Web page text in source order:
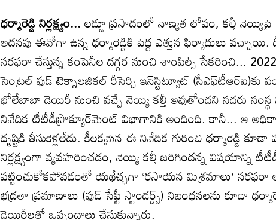
ధర్మారెడ్డి నిర్లక్ష్యం...లడ్డూ ప్రసాదంలో నాణ్యత లోపం, కల్తీ
అదనపు ఈవోగా ఉన్న ధర్మారెడ్డికి పెద్ద ఎత్తున ఫిర్యాదులు
సరఫరా చేస్తున్న కంపెనీల దగ్గర నుంచి శాంపిల్స్‌ సేకరించి...
సెంట్రల్‌ ఫుడ్‌ టెక్నాలజికల్‌ రీసెర్చి ఇన్‌స్టిట్యూట్‌ (సీఎఫ్‌టీఆర్‌ఐ)కు
భోలేబాబా డెయిరీ నుంచి వచ్చే నెయ్యి కల్తీ అవుతోందని సదరు
నివేదిక టీటీడీప్రొక్యూర్‌మెంట్‌ విభాగానికి అందింది. కానీ... ఆ
దృష్టికి తీసుకెళ్లలేదు. కీలకమైన ఈ నివేదిక గురించి ధర్మారెడ్డి
నిర్లక్ష్యంగా వ్యవహరించడం, నెయ్యి కల్తీ జరిగిందన్న విషయాన్ని
పట్టించుకోకపోవడంతో యథేచ్ఛగా ‘రసాయన మిశ్రమాలు’
భద్రతా ప్రమాణాలు (ఫుడ్‌ సేఫ్టీ స్టాండర్డ్స్‌) నిబంధనలను కూడా
డెయిరీలతో ఒప్పందాలు చేసుకున్నారు.